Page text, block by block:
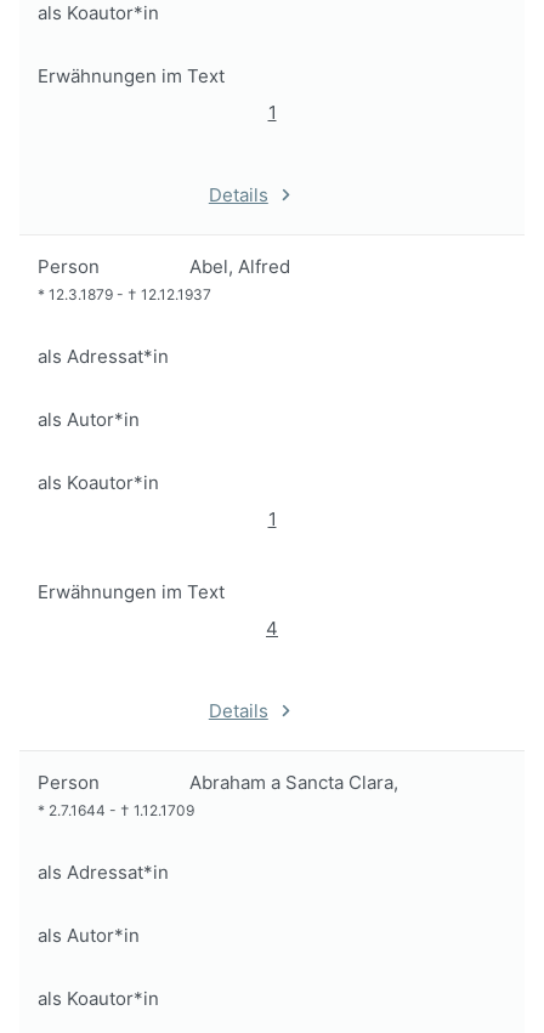
als Koautor*in
Erwähnungen im Text
1
Details
Person Abel, Alfred
* 12.3.1879 - † 12.12.1937
als Adressat*in
als Autor*in
als Koautor*in
1
Erwähnungen im Text
4
Details
Person Abraham a Sancta Clara,
* 2.7.1644 - † 1.12.1709
als Adressat*in
als Autor*in
als Koautor*in